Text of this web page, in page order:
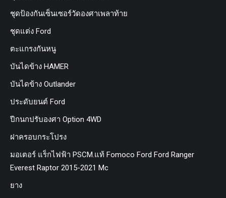
ชุดป้องกันเซ็นเซอร์วัดองศาเพลาท้าย
ชุดแต่ง Ford
ตะแกรงกันหนู
บันไดข้าง HAMER
บันไดข้าง Outlander
ประดับยนต์ Ford
ปีกนกปรับองศา Option 4WD
ฝาครอบกระโปรง
มอเตอร์ แร็กไฟฟ้า PSCM.แท้ Fomoco Ford Ford Ranger
Everest Raptor 2015-2021 Mc
ยาง